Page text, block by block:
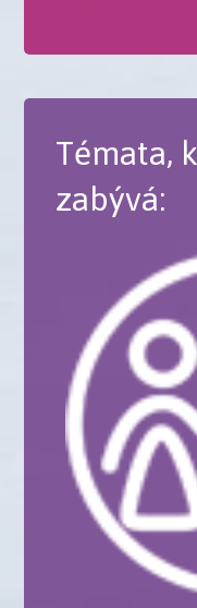
Témata,
zabývá: